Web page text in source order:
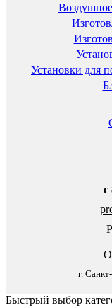
Установки для
c
г.
Быстрый выбор